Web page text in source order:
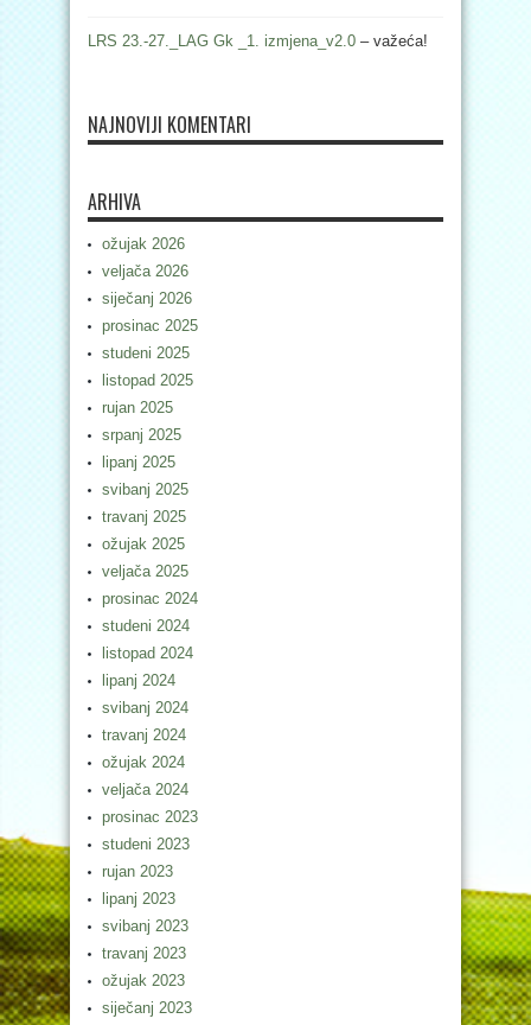
LRS 23.-27._LAG Gk _1. izmjena_v2.0 – važeća!
NAJNOVIJI KOMENTARI
ARHIVA
ožujak 2026
veljača 2026
siječanj 2026
prosinac 2025
studeni 2025
listopad 2025
rujan 2025
srpanj 2025
lipanj 2025
svibanj 2025
travanj 2025
ožujak 2025
veljača 2025
prosinac 2024
studeni 2024
listopad 2024
lipanj 2024
svibanj 2024
travanj 2024
ožujak 2024
veljača 2024
prosinac 2023
studeni 2023
rujan 2023
lipanj 2023
svibanj 2023
travanj 2023
ožujak 2023
siječanj 2023